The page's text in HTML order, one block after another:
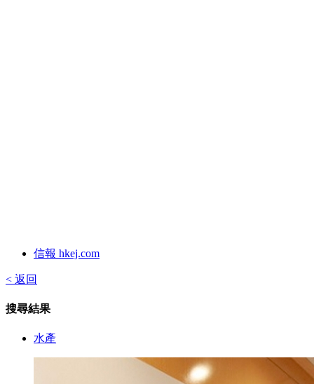
信報 hkej.com
< 返回
搜尋結果
水產